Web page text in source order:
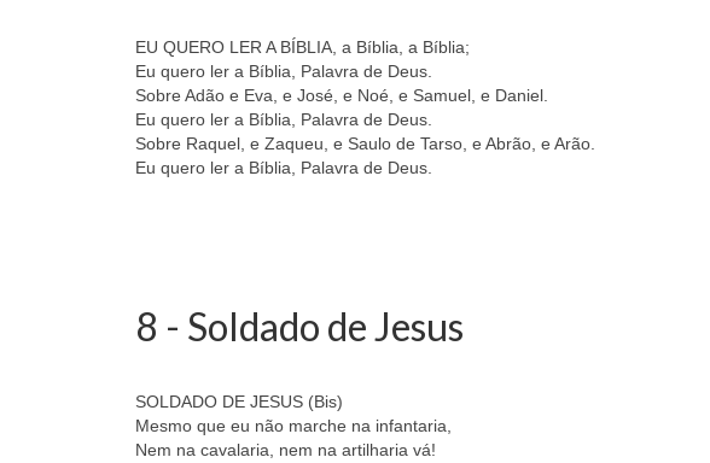
EU QUERO LER A BÍBLIA, a Bíblia, a Bíblia;
Eu quero ler a Bíblia, Palavra de Deus.
Sobre Adão e Eva, e José, e Noé, e Samuel, e Daniel.
Eu quero ler a Bíblia, Palavra de Deus.
Sobre Raquel, e Zaqueu, e Saulo de Tarso, e Abrão, e Arão.
Eu quero ler a Bíblia, Palavra de Deus.
8 - Soldado de Jesus
SOLDADO DE JESUS (Bis)
Mesmo que eu não marche na infantaria,
Nem na cavalaria, nem na artilharia vá!